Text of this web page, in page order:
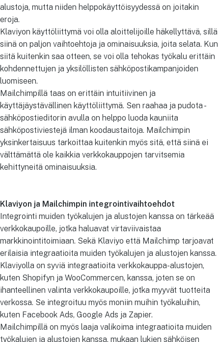
alustoja, mutta niiden helppokäyttöisyydessä on joitakin
eroja.
Klaviyon käyttöliittymä voi olla aloittelijoille häkellyttävä, sillä
siinä on paljon vaihtoehtoja ja ominaisuuksia, joita selata. Kun
siitä kuitenkin saa otteen, se voi olla tehokas työkalu erittäin
kohdennettujen ja yksilöllisten sähköpostikampanjoiden
luomiseen.
Mailchimpillä taas on erittäin intuitiivinen ja
käyttäjäystävällinen käyttöliittymä. Sen raahaa ja pudota -
sähköpostieditorin avulla on helppo luoda kauniita
sähköpostiviestejä ilman koodaustaitoja. Mailchimpin
yksinkertaisuus tarkoittaa kuitenkin myös sitä, että siinä ei
välttämättä ole kaikkia verkkokauppojen tarvitsemia
kehittyneitä ominaisuuksia.
Klaviyon ja Mailchimpin integrointivaihtoehdot
Integrointi muiden työkalujen ja alustojen kanssa on tärkeää
verkkokaupoille, jotka haluavat virtaviivaistaa
markkinointitoimiaan. Sekä Klaviyo että Mailchimp tarjoavat
erilaisia integraatioita muiden työkalujen ja alustojen kanssa.
Klaviyolla on syviä integraatioita verkkokauppa-alustojen,
kuten Shopifyn ja WooCommercen, kanssa, joten se on
ihanteellinen valinta verkkokaupoille, jotka myyvät tuotteita
verkossa. Se integroituu myös moniin muihin työkaluihin,
kuten Facebook Ads, Google Ads ja Zapier.
Mailchimpillä on myös laaja valikoima integraatioita muiden
työkalujen ja alustojen kanssa, mukaan lukien sähköisen